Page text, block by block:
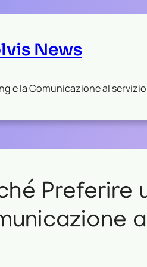
News
e la Comunicazione al
Preferire